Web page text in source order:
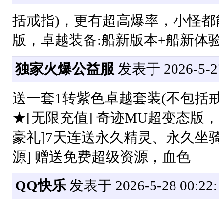
括戒指)，更有超高爆率，小怪
版，卓越装备:船新版本+船新
独家火爆公益服 发表于 2026-5-
送一套1转紫色卓越套装(不包括
★[无限充值] 奇迹MU超变态版
豪礼]7天连送永久精灵、永久
源] 赠送免费超级资源，血色
QQ快乐发表于 2026-5-28